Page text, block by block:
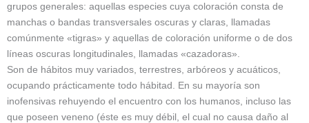
grupos generales: aquellas especies cuya coloración consta de
manchas o bandas transversales oscuras y claras, llamadas
comúnmente «tigras» y aquellas de coloración uniforme o de dos
líneas oscuras longitudinales, llamadas «cazadoras».
Son de hábitos muy variados, terrestres, arbóreos y acuáticos,
ocupando prácticamente todo hábitad. En su mayoría son
inofensivas rehuyendo el encuentro con los humanos, incluso las
que poseen veneno (éste es muy débil, el cual no causa daño al